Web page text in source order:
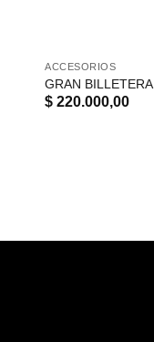
ACCESORIOS
GRAN BILLETERA
$ 220.000,00